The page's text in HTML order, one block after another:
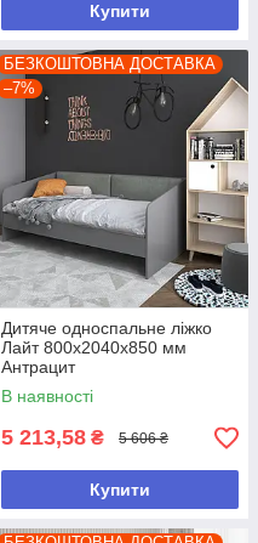
Купити
БЕЗКОШТОВНА ДОСТАВКА
–7%
Дитяче односпальне ліжко
Лайт 800х2040х850 мм
Антрацит
В наявності
5 213,58 ₴ 5 606 ₴
Купити